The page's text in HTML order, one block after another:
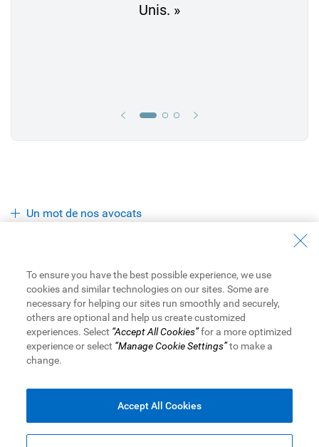
Unis. »
Un mot de nos avocats
l’approbation du crédit.
Prêteur équitable. NMLS #878077. Membre de la FDIC.
Marque(s) de commerce de Banque Royale du Canada. Utilisation
sous licence.
RBC Bank désigne RBC Bank (Georgia), N.A., une filiale de Banque
Royale du Canada.
To ensure you have the best possible experience, we use
cookies and similar technologies on our sites. Some are
necessary for helping our sites run smoothly and securely,
others are optional and help us create customized
experiences. Select “Accept All Cookies”for a more optimized
experience or select “Manage Cookie Settings”to make a
change.
Accept All Cookies